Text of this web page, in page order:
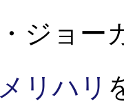
・ジョ
リハリ